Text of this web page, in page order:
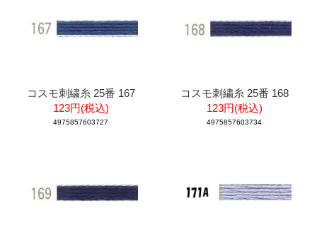
コスモ刺繍糸 25番 167
123円(税込)
4975857603727
コスモ刺繍糸 25番 168
123円(税込)
4975857603734